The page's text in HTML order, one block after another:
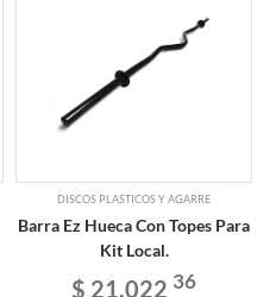
DISCOS PLASTICOS Y AGARRE
Barra Ez Hueca Con Topes Para
Kit Local.
$ 21.022 36